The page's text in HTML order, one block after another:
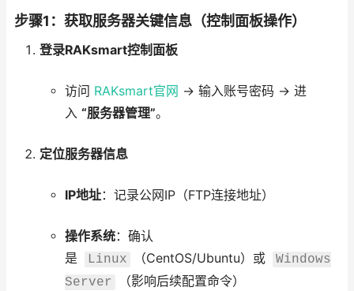
步骤1：获取服务器关键信息（控制面板操作）
登录RAKsmart控制面板
访问 RAKsmart官网 → 输入账号密码 → 进
入 “服务器管理”。
定位服务器信息
IP地址：记录公网IP（FTP连接地址）
操作系统：确认
是
Linux （CentOS/Ubuntu）或
Windows
Server
（影响后续配置命令）